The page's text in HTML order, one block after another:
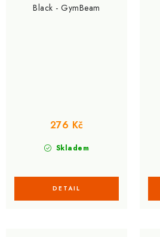
Black - GymBeam
Skladem
276 Kč